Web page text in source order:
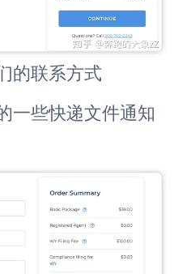
的联系方式
一些快递文件通知